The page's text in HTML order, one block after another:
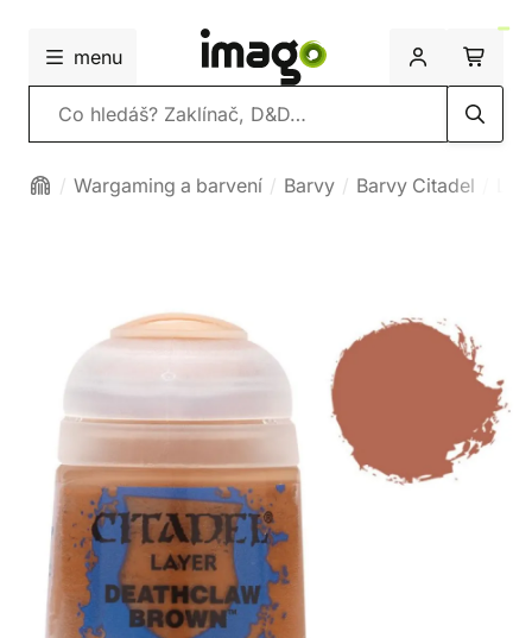
menu
Vyhledávání
Wargaming a barvení Barvy Barvy Citadel